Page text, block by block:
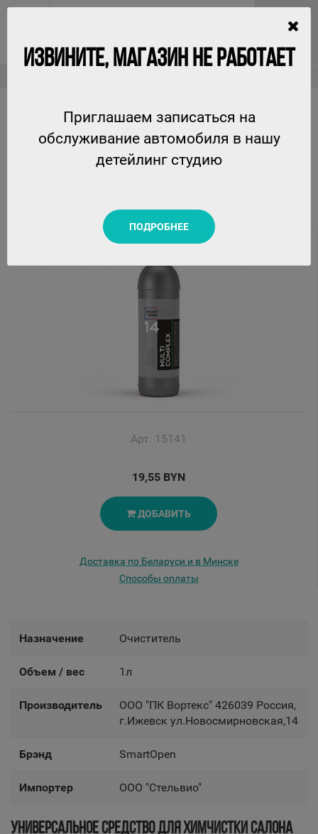
14 MULTICOMPLEX - УНИВЕРСАЛЬНОЕ СРЕДСТВО
ДЛЯ ХИМЧИСТКИ САЛОНА SMARTOPEN, 1Л
Арт. 15141
19,55 BYN
ДОБАВИТЬ
Доставка по Беларуси и в Минске
Способы оплаты
Назначение Очиститель
Объем / вес 1л
Производитель
OOO "ПК Вортекс" 426039 Россия,
г.Ижевск ул.Новосмирновская,14
Брэнд SmartOpen
Импортер OOO "Стельвио"
УНИВЕРСАЛЬНОЕ СРЕДСТВО ДЛЯ ХИМЧИСТКИ САЛОНА
ИЗВИНИТЕ, МАГАЗИН НЕ РАБОТАЕТ
Приглашаем записаться на
обслуживание автомобиля в нашу
детейлинг студию
ПОДРОБНЕЕ